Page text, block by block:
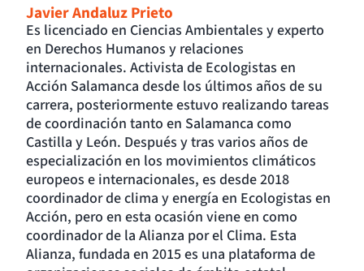
Javier Andaluz Prieto
Es licenciado en Ciencias Ambientales y experto
en Derechos Humanos y relaciones
internacionales. Activista de Ecologistas en
Acción Salamanca desde los últimos años de su
carrera, posteriormente estuvo realizando tareas
de coordinación tanto en Salamanca como
Castilla y León. Después y tras varios años de
especialización en los movimientos climáticos
europeos e internacionales, es desde 2018
coordinador de clima y energía en Ecologistas en
Acción, pero en esta ocasión viene en como
coordinador de la Alianza por el Clima. Esta
Alianza, fundada en 2015 es una plataforma de